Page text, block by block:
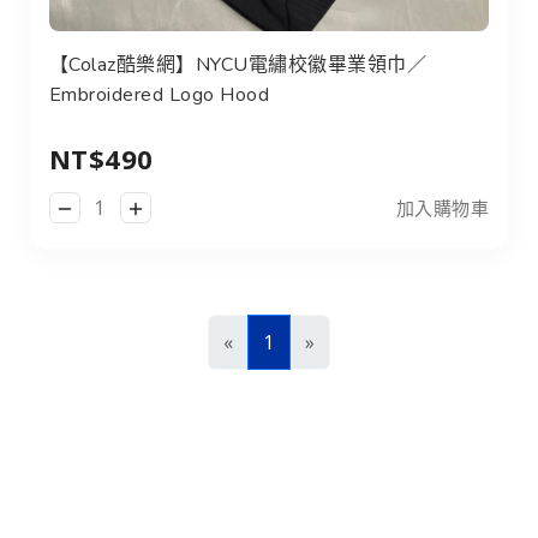
【Colaz酷樂網】NYCU電繡校徽畢業領巾／
Embroidered Logo Hood
NT$490
加入購物車
«前一頁
1 »